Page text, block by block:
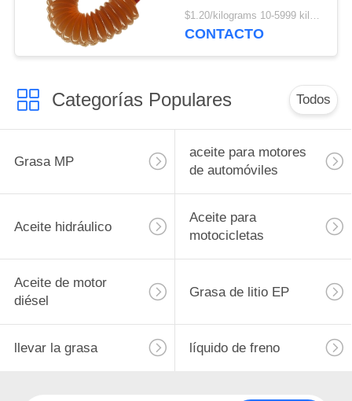
en oferta, proveedor de
China
$1.20/kilograms 10-5999 kilograms MOQ:10 kilogramos
CONTACTO
Categorías Populares Todos
Grasa MP
aceite para motores
de automóviles
Aceite hidráulico
Aceite para
motocicletas
Aceite de motor
diésel
Grasa de litio EP
llevar la grasa líquido de freno